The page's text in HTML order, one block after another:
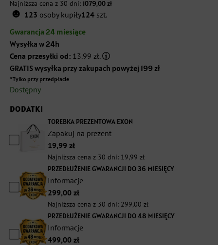
cena
wynosiła:
1299,00 zł.
cena
wynosi:
1079,00 zł.
Najniższa cena z 30 dni: 1079,00zł
☻ 123 osoby kupiły124 szt.
Gwarancja 24 miesiące
Wysyłka w 24h
Cena przesyłki od: 13.99 zł.
GRATIS wysyłka przy zakupach powyżej 199 zł
*Tylko przy przedpłacie
Dostępny
DODATKI
TOREBKA PREZENTOWA EXON
Zapakuj na prezent
19,99 zł
Najniższa cena z 30 dni: 19,99 zł
PRZEDŁUŻENIE GWARANCJI DO 36 MIESIĘCY
Informacje
299,00 zł
Najniższa cena z 30 dni: 299,00 zł
PRZEDŁUŻENIE GWARANCJI DO 48 MIESIĘCY
Informacje
499,00 zł